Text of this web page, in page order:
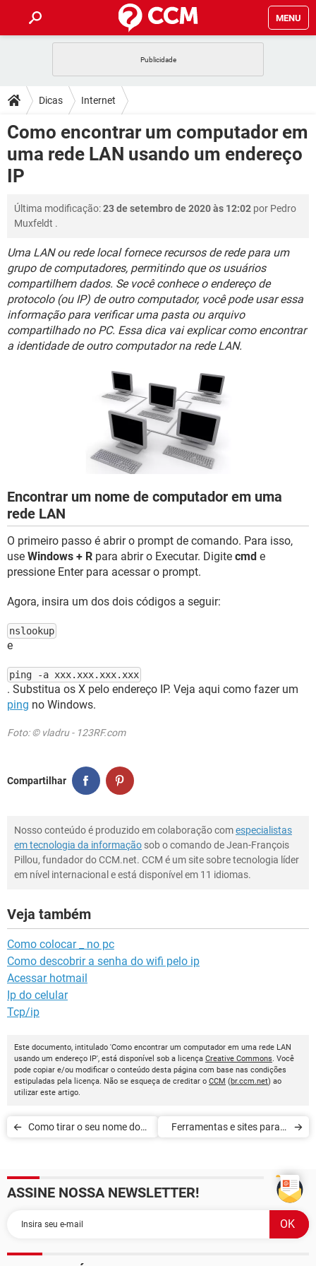
MENU
CELULAR
OUTLOOK EXCEL
INSTAGRAM GMAIL
GUIA DE COMPRAS
DICAS
JOGOS
CELULAR FACEBOOK
GUIA DE COMPRAS
DOWNLOADS
JOGOS WHATSAPP
CELULAR
OUTLOOK
INSTAGRAM
GUIA DE COMPRAS
FÓRUM
CELULAR FACEBOOK
GUIA DE COMPRAS
JOGOS
CELULAR FACEBOOK
OUTLOOK EXCEL
INSTAGRAM GMAIL
GUIA DE COMPRAS
Dicas Internet
Como encontrar um computador em
uma rede LAN usando um endereço
IP
Última modificação:23 de setembro de 2020 às 12:02 por Pedro
Muxfeldt .
Uma LAN ou rede local fornece recursos de rede para um
grupo de computadores, permitindo que os usuários
compartilhem dados. Se você conhece o endereço de
protocolo (ou IP) de outro computador, você pode usar essa
informação para verificar uma pasta ou arquivo
compartilhado no PC. Essa dica vai explicar como encontrar
a identidade de outro computador na rede LAN.
Encontrar um nome de computador em uma
rede LAN
O primeiro passo é abrir o prompt de comando. Para isso,
use Windows + R para abrir o Executar. Digite cmd e
pressione Enter para acessar o prompt.
Agora, insira um dos dois códigos a seguir:
nslookup
e
ping -a xxx.xxx.xxx.xxx
. Substitua os X pelo endereço IP. Veja aqui como fazer um
ping no Windows.
Foto: © vladru - 123RF.com
Compartilhar
Nosso conteúdo é produzido em colaboração comespecialistas
em tecnologia da informação sob o comando de Jean-François
Pillou, fundador do CCM.net. CCM é um site sobre tecnologia líder
em nível internacional e está disponível em 11 idiomas.
Veja também
Como colocar _ no pc
Como descobrir a senha do wifi pelo ip
Acessar hotmail
Ip do celular
Tcp/ip
Este documento, intitulado 'Como encontrar um computador em uma rede LAN
usando um endereço IP', está disponível sob a licença Creative Commons. Você
pode copiar e/ou modificar o conteúdo desta página com base nas condições
estipuladas pela licença. Não se esqueça de creditar o CCM (br.ccm.net) ao
utilizar este artigo.
Como tirar o seu nome do
Ferramentas e sites para o
ASSINE NOSSA NEWSLETTER!